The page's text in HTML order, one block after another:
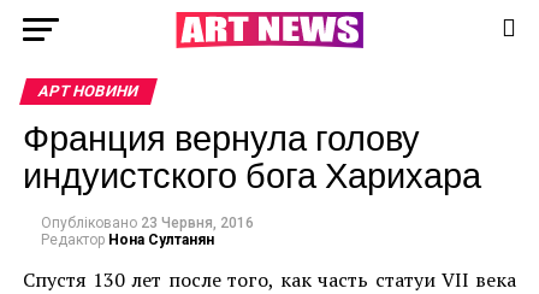
АРТ НОВИНИ
Франция вернула голову
индуистского бога Харихара
Опубліковано 23 Червня, 2016
Редактор Нона Султанян
Спустя 130 лет после того, как часть статуи VII века